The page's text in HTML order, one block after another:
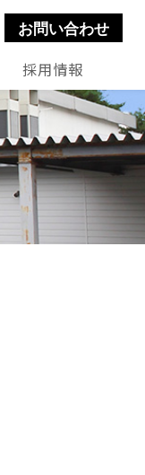
採用情報
お問い合わせ